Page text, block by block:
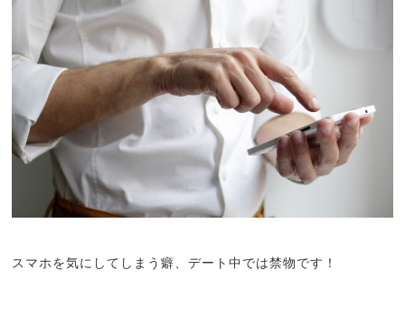
スマホを気にしてしまう癖、デート中では禁物です！